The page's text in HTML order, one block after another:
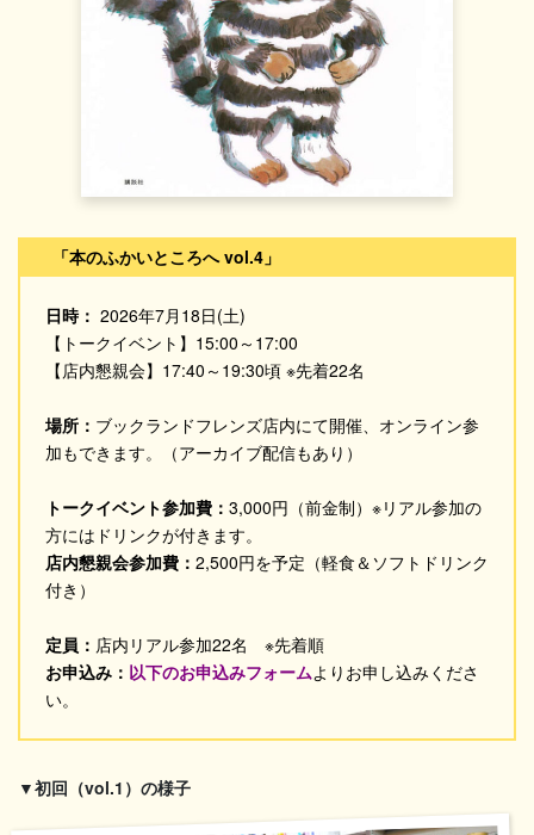
「本のふかいところへ vol.4」
日時： 2026年7月18日(土)
【トークイベント】15:00～17:00
【店内懇親会】17:40～19:30頃 ※先着22名
場所： ブックランドフレンズ店内にて開催、オンライン参
加もできます。（アーカイブ配信もあり）
トークイベント参加費： 3,000円（前金制）※リアル参加の
方にはドリンクが付きます。
店内懇親会参加費： 2,500円を予定（軽食＆ソフトドリンク
付き）
定員： 店内リアル参加22名 ※先着順
お申込み： 以下のお申込みフォームよりお申し込みくださ
い。
▼初回（vol.1）の様子